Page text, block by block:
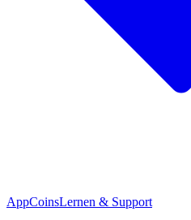
AppCoinsLernen & Support